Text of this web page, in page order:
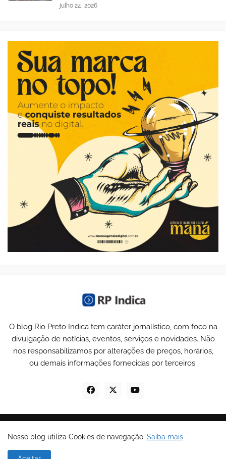
julho 24, 2026
O blog Rio Preto Indica tem caráter jornalístico, com foco na
divulgação de notícias, eventos, serviços e novidades. Não
nos responsabilizamos por alterações de preços, horários,
ou demais informações fornecidas por terceiros.
Nosso blog utiliza Cookies de navegação. Saiba mais